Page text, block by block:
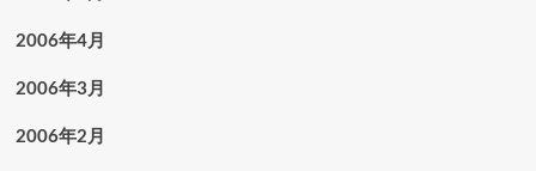
2006年4月
2006年3月
2006年2月